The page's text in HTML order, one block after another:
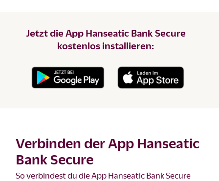
Jetzt die App Hanseatic Bank Secure
kostenlos installieren:
Verbinden der App Hanseatic
Bank Secure
So verbindest du die App Hanseatic Bank Secure